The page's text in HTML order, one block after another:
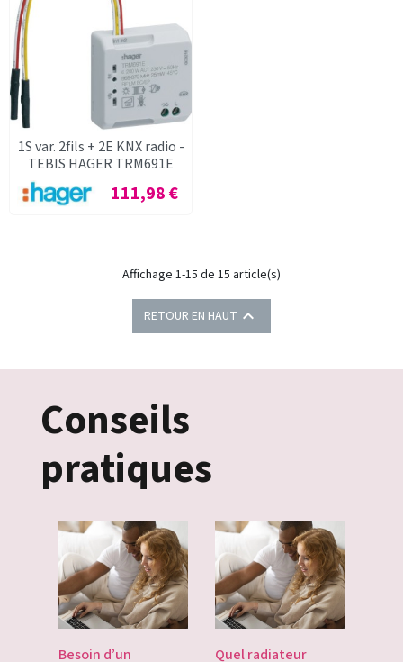
1S var. 2fils + 2E KNX radio -
TEBIS HAGER TRM691E
Prix
111,98 €
Affichage 1-15 de 15 article(s)
RETOUR EN HAUT 
Conseils
pratiques
Besoin d’un
Quel radiateur